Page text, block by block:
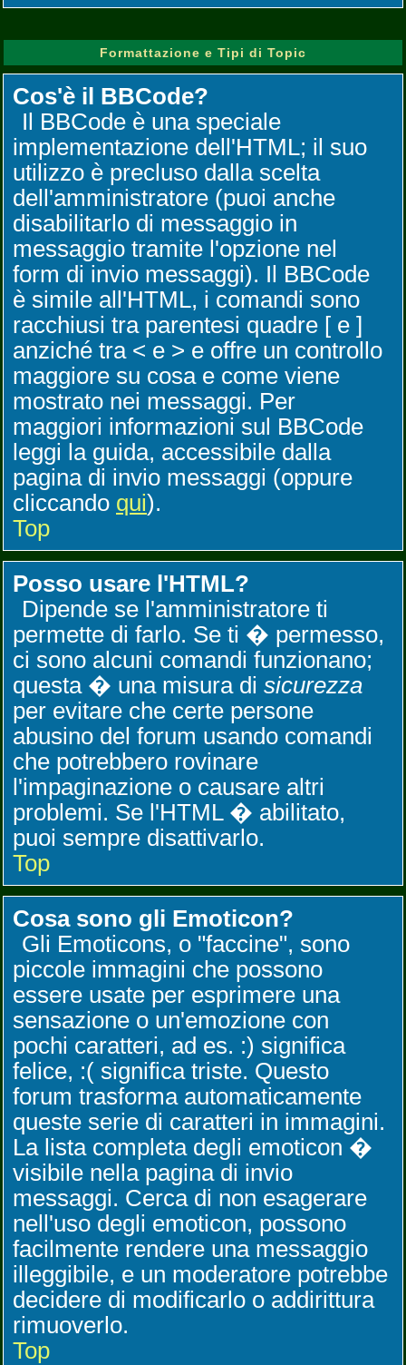
Formattazione e Tipi di Topic
Cos'è il BBCode?
Il BBCode è una speciale
implementazione dell'HTML; il suo
utilizzo è precluso dalla scelta
dell'amministratore (puoi anche
disabilitarlo di messaggio in
messaggio tramite l'opzione nel
form di invio messaggi). Il BBCode
è simile all'HTML, i comandi sono
racchiusi tra parentesi quadre [ e ]
anziché tra < e > e offre un controllo
maggiore su cosa e come viene
mostrato nei messaggi. Per
maggiori informazioni sul BBCode
leggi la guida, accessibile dalla
pagina di invio messaggi (oppure
cliccando qui).
Top
Posso usare l'HTML?
Dipende se l'amministratore ti
permette di farlo. Se ti � permesso,
ci sono alcuni comandi funzionano;
questa � una misura di sicurezza
per evitare che certe persone
abusino del forum usando comandi
che potrebbero rovinare
l'impaginazione o causare altri
problemi. Se l'HTML � abilitato,
puoi sempre disattivarlo.
Top
Cosa sono gli Emoticon?
Gli Emoticons, o "faccine", sono
piccole immagini che possono
essere usate per esprimere una
sensazione o un'emozione con
pochi caratteri, ad es. :) significa
felice, :( significa triste. Questo
forum trasforma automaticamente
queste serie di caratteri in immagini.
La lista completa degli emoticon �
visibile nella pagina di invio
messaggi. Cerca di non esagerare
nell'uso degli emoticon, possono
facilmente rendere una messaggio
illeggibile, e un moderatore potrebbe
decidere di modificarlo o addirittura
rimuoverlo.
Top